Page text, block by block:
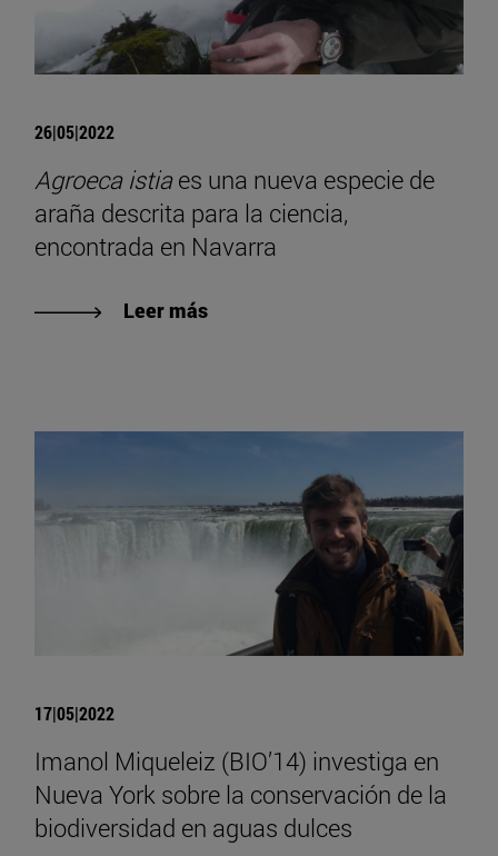
26|05|2022
Agroeca istiaes una nueva especie de
araña descrita para la ciencia,
encontrada en Navarra
Leer más
17|05|2022
Imanol Miqueleiz (BIO’14) investiga en
Nueva York sobre la conservación de la
biodiversidad en aguas dulces